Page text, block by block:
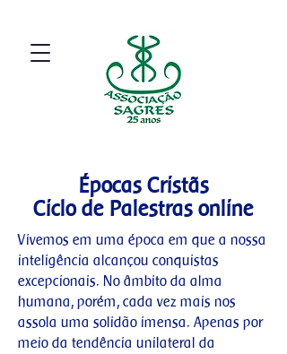
Épocas Cristãs
Ciclo de Palestras online
Vivemos em uma época em que a nossa
inteligência alcançou conquistas
excepcionais. No âmbito da alma
humana, porém, cada vez mais nos
assola uma solidão imensa. Apenas por
meio da tendência unilateral da